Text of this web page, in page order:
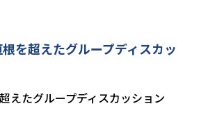
根を超えたグループディスカッ